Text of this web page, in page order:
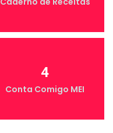
4
Conta Comigo MEI